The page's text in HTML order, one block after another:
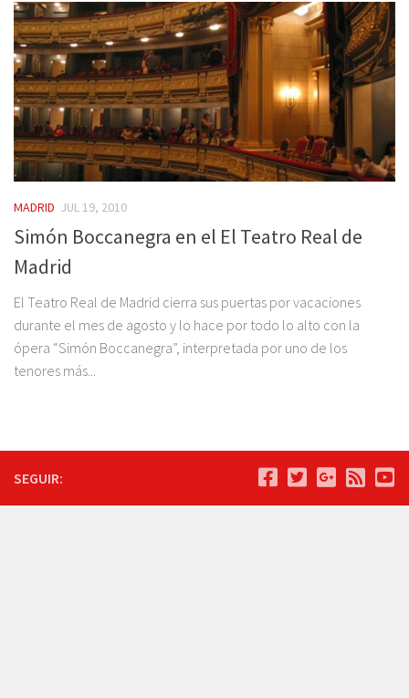
MADRID JUL 19, 2010
Simón Boccanegra en el El Teatro Real de
Madrid
El Teatro Real de Madrid cierra sus puertas por vacaciones
durante el mes de agosto y lo hace por todo lo alto con la
ópera “Simón Boccanegra”, interpretada por uno de los
tenores más...
SEGUIR: